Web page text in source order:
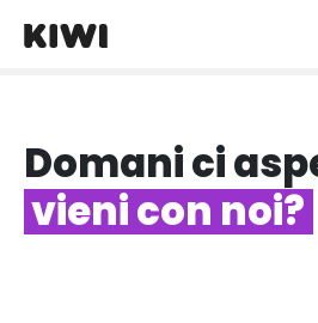
Domani ci
vieni con noi?